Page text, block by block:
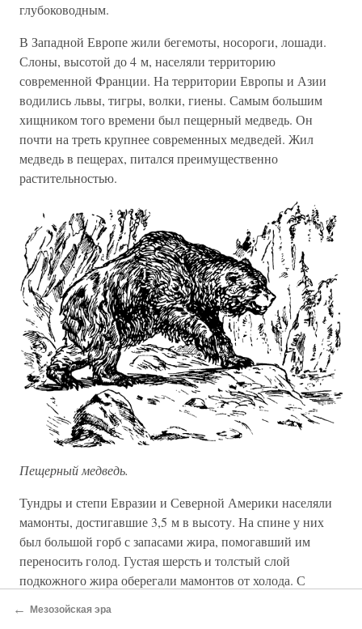
глубоководным.
В Западной Европе жили бегемоты, носороги, лошади.
Слоны, высотой до 4 м, населяли территорию
современной Франции. На территории Европы и Азии
водились львы, тигры, волки, гиены. Самым большим
хищником того времени был пещерный медведь. Он
почти на треть крупнее современных медведей. Жил
медведь в пещерах, питался преимущественно
растительностью.
Пещерный медведь.
Тундры и степи Евразии и Северной Америки населяли
мамонты, достигавшие 3,5 м в высоту. На спине у них
был большой горб с запасами жира, помогавший им
переносить голод. Густая шерсть и толстый слой
подкожного жира оберегали мамонтов от холода. С
поисках еды разгребали снег.
← Мезозойская эра